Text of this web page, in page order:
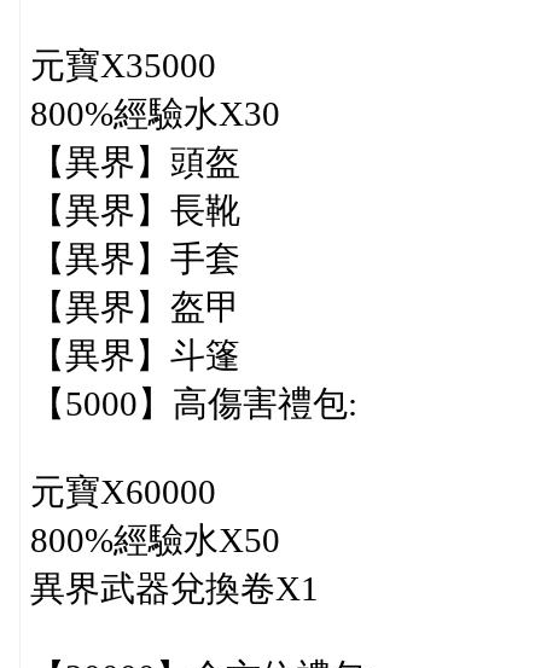
元寶X35000
800%經驗水X30
【異界】頭盔
【異界】長靴
【異界】手套
【異界】盔甲
【異界】斗篷
【5000】高傷害禮包:
元寶X60000
800%經驗水X50
異界武器兌換卷X1